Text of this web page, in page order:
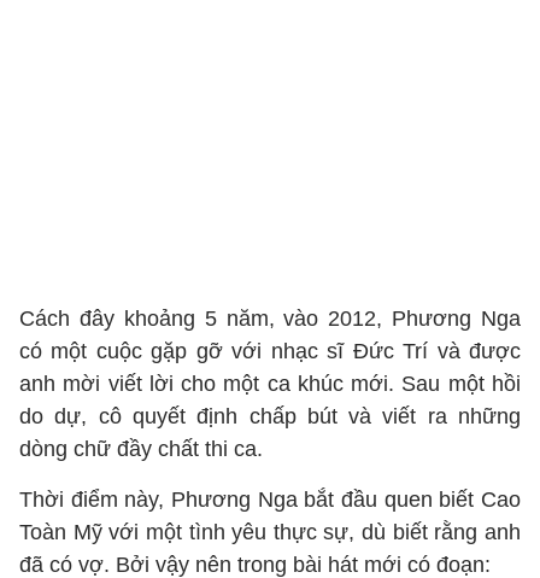
Cách đây khoảng 5 năm, vào 2012, Phương Nga
có một cuộc gặp gỡ với nhạc sĩ Đức Trí và được
anh mời viết lời cho một ca khúc mới. Sau một hồi
do dự, cô quyết định chấp bút và viết ra những
dòng chữ đầy chất thi ca.
Thời điểm này, Phương Nga bắt đầu quen biết Cao
Toàn Mỹ với một tình yêu thực sự, dù biết rằng anh
đã có vợ. Bởi vậy nên trong bài hát mới có đoạn: